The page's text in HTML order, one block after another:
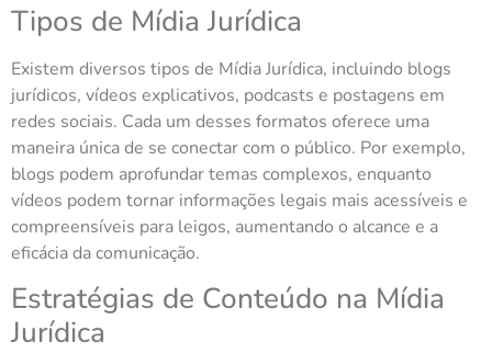
Tipos de Mídia Jurídica
Existem diversos tipos de Mídia Jurídica, incluindo blogs
jurídicos, vídeos explicativos, podcasts e postagens em
redes sociais. Cada um desses formatos oferece uma
maneira única de se conectar com o público. Por exemplo,
blogs podem aprofundar temas complexos, enquanto
vídeos podem tornar informações legais mais acessíveis e
compreensíveis para leigos, aumentando o alcance e a
eficácia da comunicação.
Estratégias de Conteúdo na Mídia
Jurídica